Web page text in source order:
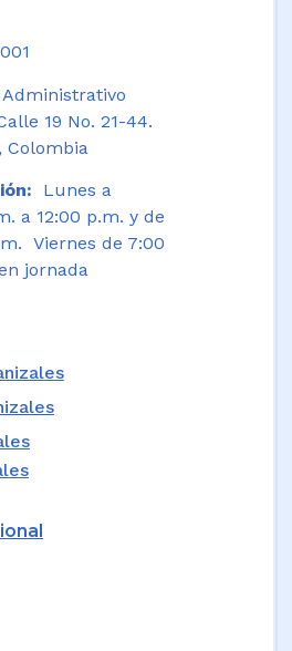
19 No. 21-44.
Colombia
Lunes a
a 12:00 p.m. y de
Viernes de 7:00
jornada